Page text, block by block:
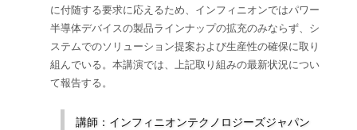
に付随する要求に応えるため、インフィニオンではパワー
半導体デバイスの製品ラインナップの拡充のみならず、シ
ステムでのソリューション提案および生産性の確保に取り
組んでいる。本講演では、上記取り組みの最新状況につい
て報告する。
講師：インフィニオンテクノロジーズジャパン